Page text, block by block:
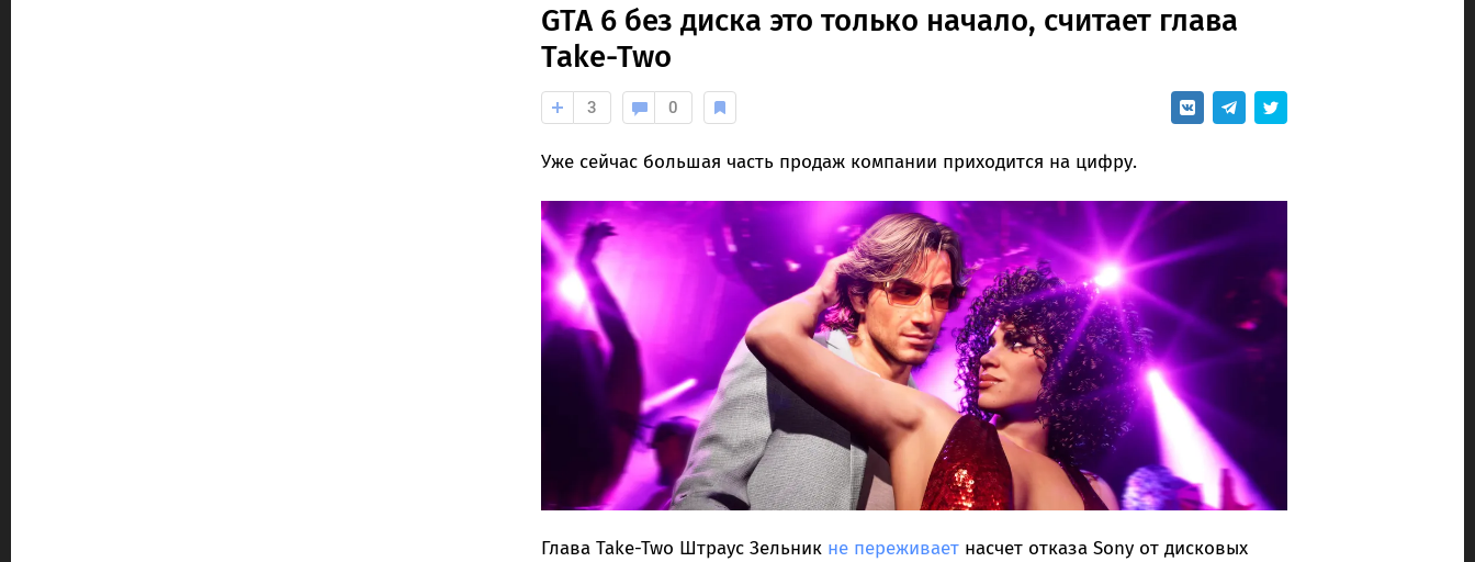
GTA 6 без диска это только начало, считает глава
Take-Two
3 0
Уже сейчас большая часть продаж компании приходится на цифру.
Глава Take-Two Штраус Зельник не переживаетнасчет отказа Sony от дисковых